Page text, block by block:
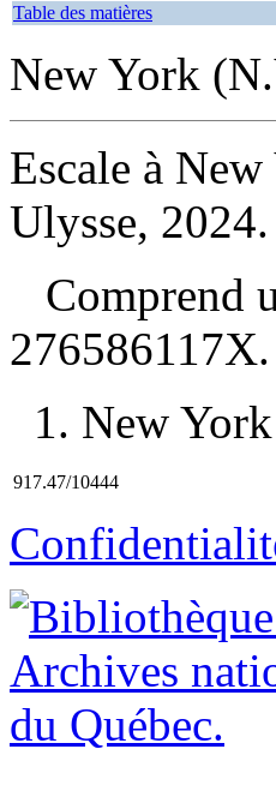
Table des matières
New York
Escale à
Ulysse,
Comprend
276586117X.
1. New
917.47/10444